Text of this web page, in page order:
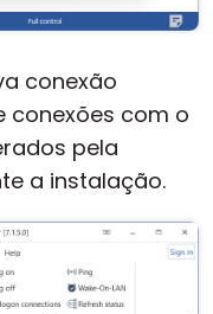
conexão
conexões com o
pela
a instalação.